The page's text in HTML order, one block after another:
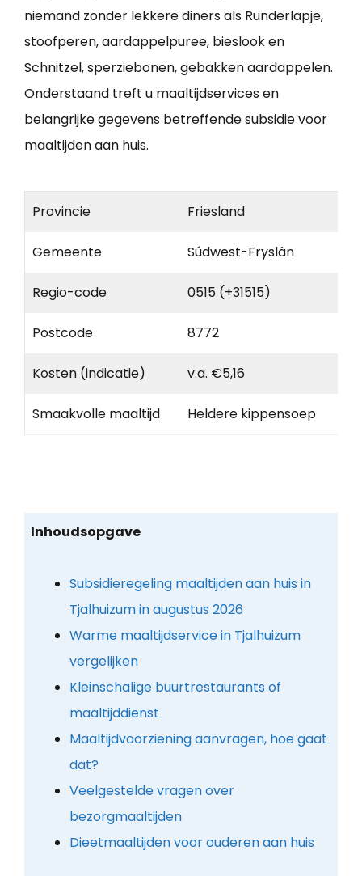
niemand zonder lekkere diners als Runderlapje,
stoofperen, aardappelpuree, bieslook en
Schnitzel, sperziebonen, gebakken aardappelen.
Onderstaand treft u maaltijdservices en
belangrijke gegevens betreffende subsidie voor
maaltijden aan huis.
Provincie Friesland
Gemeente Súdwest-Fryslân
Regio-code 0515 (+31515)
Postcode 8772
Kosten (indicatie) v.a. €5,16
Smaakvolle maaltijd Heldere kippensoep
Inhoudsopgave
Subsidieregeling maaltijden aan huis in
Tjalhuizum in augustus 2026
Warme maaltijdservice in Tjalhuizum
vergelijken
Kleinschalige buurtrestaurants of
maaltijddienst
Maaltijdvoorziening aanvragen, hoe gaat
dat?
Veelgestelde vragen over
bezorgmaaltijden
Dieetmaaltijden voor ouderen aan huis